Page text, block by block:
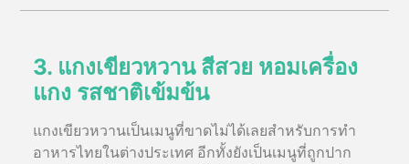
3. แกงเขียวหวาน สีสวย หอมเครื่อง
แกง รสชาติเข้มข้น
แกงเขียวหวานเป็นเมนูที่ขาดไม่ได้เลยสำหรับการทำ
อาหารไทยในต่างประเทศ อีกทั้งยังเป็นเมนูที่ถูกปาก